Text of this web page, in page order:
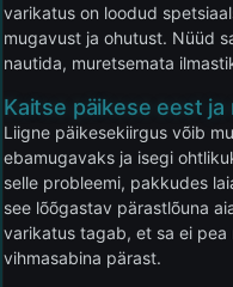
varikatus on loodud
mugavust ja ohutust. Nüüd
nautida, muretsemata
Kaitse päikese eest ja
Liigne päikesekiirgus võib
ebamugavaks ja isegi
selle probleemi, pakkudes
see lõõgastav pärastlõuna
varikatus tagab, et sa ei
vihmasabina pärast.